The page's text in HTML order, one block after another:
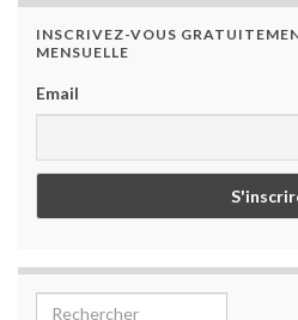
INSCRIVEZ-VOUS
MENSUELLE
Email
Search for: